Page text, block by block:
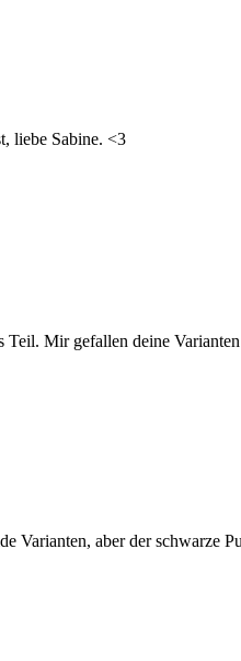
liebe Sabine. <3
Mir gefallen deine
Varianten, aber der schwarze